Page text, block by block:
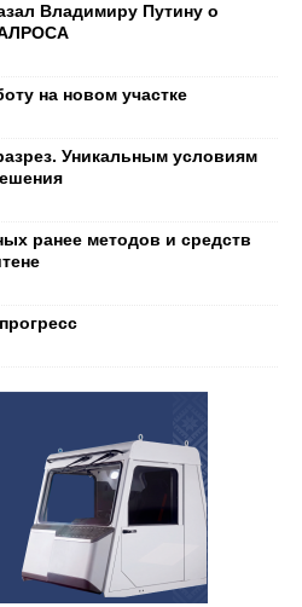
Владимиру Путину о
АЛРОСА
на новом участке
Уникальным условиям
ранее методов и средств